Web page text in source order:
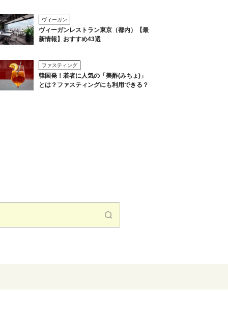
ヴィーガン
ヴィーガンレストラン東京（都内）【最
新情報】おすすめ43選
ファスティング
韓国発！若者に人気の「美酢(みちょ)」
とは？ファスティングにも利用できる？